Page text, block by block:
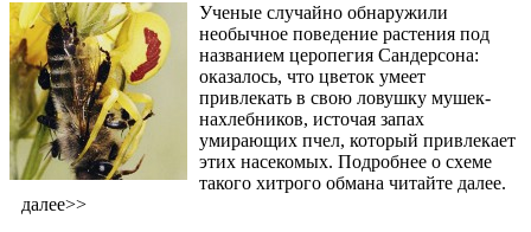
Ученые случайно обнаружили
необычное поведение растения под
названием церопегия Сандерсона:
оказалось, что цветок умеет
привлекать в свою ловушку мушек-
нахлебников, источая запах
умирающих пчел, который привлекает
этих насекомых. Подробнее о схеме
такого хитрого обмана читайте далее.
далее>>